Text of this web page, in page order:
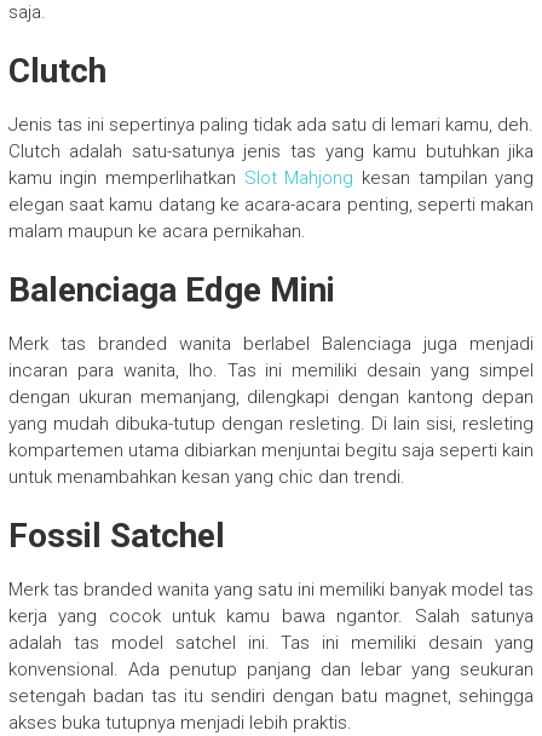
saja.
Clutch
Jenis tas ini sepertinya paling tidak ada satu di lemari kamu, deh.
Clutch adalah satu-satunya jenis tas yang kamu butuhkan jika
kamu ingin memperlihatkan Slot Mahjong kesan tampilan yang
elegan saat kamu datang ke acara-acara penting, seperti makan
malam maupun ke acara pernikahan.
Balenciaga Edge Mini
Merk tas branded wanita berlabel Balenciaga juga menjadi
incaran para wanita, lho. Tas ini memiliki desain yang simpel
dengan ukuran memanjang, dilengkapi dengan kantong depan
yang mudah dibuka-tutup dengan resleting. Di lain sisi, resleting
kompartemen utama dibiarkan menjuntai begitu saja seperti kain
untuk menambahkan kesan yang chic dan trendi.
Fossil Satchel
Merk tas branded wanita yang satu ini memiliki banyak model tas
kerja yang cocok untuk kamu bawa ngantor. Salah satunya
adalah tas model satchel ini. Tas ini memiliki desain yang
konvensional. Ada penutup panjang dan lebar yang seukuran
setengah badan tas itu sendiri dengan batu magnet, sehingga
akses buka tutupnya menjadi lebih praktis.